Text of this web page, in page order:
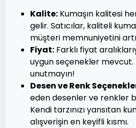
Kalite: Kumaşın kalitesi
gelir. Satıcılar, kaliteli
müşteri memnuniyetini
Fiyat: Farklı fiyat
uygun seçenekler mevcut.
unutmayın!
Desen ve Renk
eden desenler ve renkler
Kendi tarzınızı yansıtan
alışverişin en keyifli kısmı.